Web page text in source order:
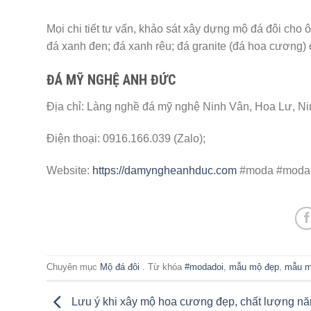
Mọi chi tiết tư vấn, khảo sát xây dựng mộ đá đôi
đá xanh đen; đá xanh rêu; đá granite (đá hoa
ĐÁ MỸ NGHỆ ANH ĐỨC
Địa chỉ: Làng nghề đá mỹ nghệ Ninh Vân, Hoa Lư,
Điện thoại: 0916.166.039 (Zalo);
Website: https://damyngheanhduc.com #moda
Chuyên mục Mộ đá đôi . Từ khóa #modadoi, mẫu mộ đẹp, mẫu
Lưu ý khi xây mộ hoa cương đẹp, chất lượng